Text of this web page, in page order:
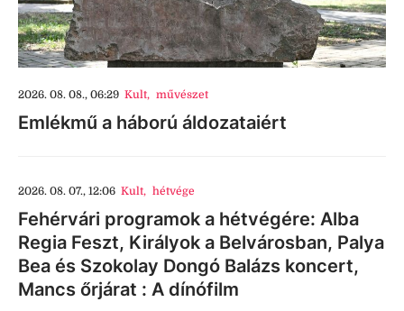
2026. 08. 08., 06:29 Kult, művészet
Emlékmű a háború áldozataiért
2026. 08. 07., 12:06 Kult, hétvége
Fehérvári programok a hétvégére: Alba
Regia Feszt, Királyok a Belvárosban, Palya
Bea és Szokolay Dongó Balázs koncert,
Mancs őrjárat : A dínófilm